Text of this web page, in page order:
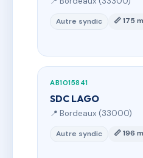
Autre syndic 📏 175 m
AB1015841
SDC LAGO
📍 Bordeaux (33000)
Autre syndic 📏 196 m